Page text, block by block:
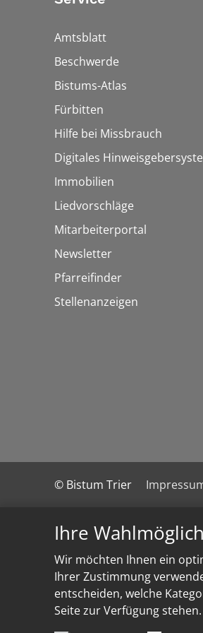
Ihre
Wir möchten Ihnen ein
Ihrer Zustimmung
entscheiden, welche
Seite zur Verfügung
Amtsblatt
Beschwerde
Bistums-Atlas
Fürbitten
Hilfe bei Missbrauch
Digitales
Immobilien
Liedvorschläge
Mitarbeiterportal
Newsletter
Pfarreifinder
Stellenanzeigen
© Bistum Trier